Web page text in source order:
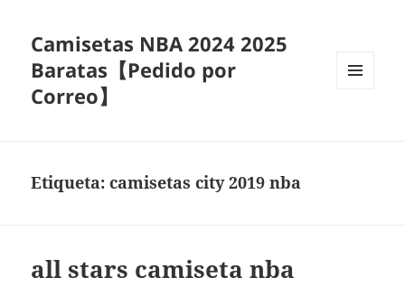
Camisetas NBA 2024 2025
Baratas【Pedido por
Correo】
Etiqueta:camisetas city 2019 nba
all stars camiseta nba